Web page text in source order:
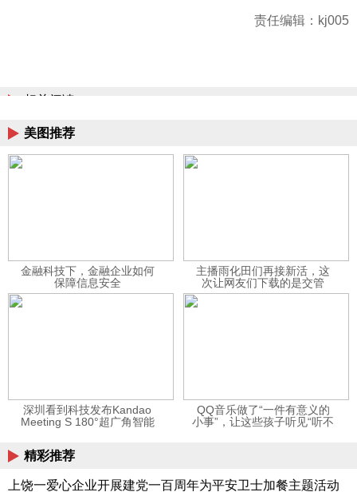
责任编辑：kj005
相关阅读
美图推荐
金融科技下，金融企业如何
保障信息安全
主播雨化田们再接新活，这
次让网友们下载的是交管
12123APP
深圳看到科技发布Kandao
Meeting S 180°超广角智能
QQ音乐做了“一件有意义的
小事”，让这些孩子听见“听不
精彩推荐
上饶一爱心企业开展建党一百周年为平安卫士加餐主题活动